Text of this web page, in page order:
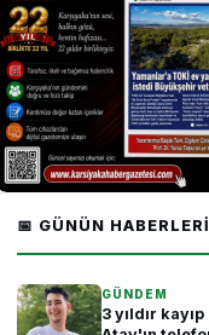
📅 GÜNÜN HABERLERI
GÜNDEM
3 yıldır